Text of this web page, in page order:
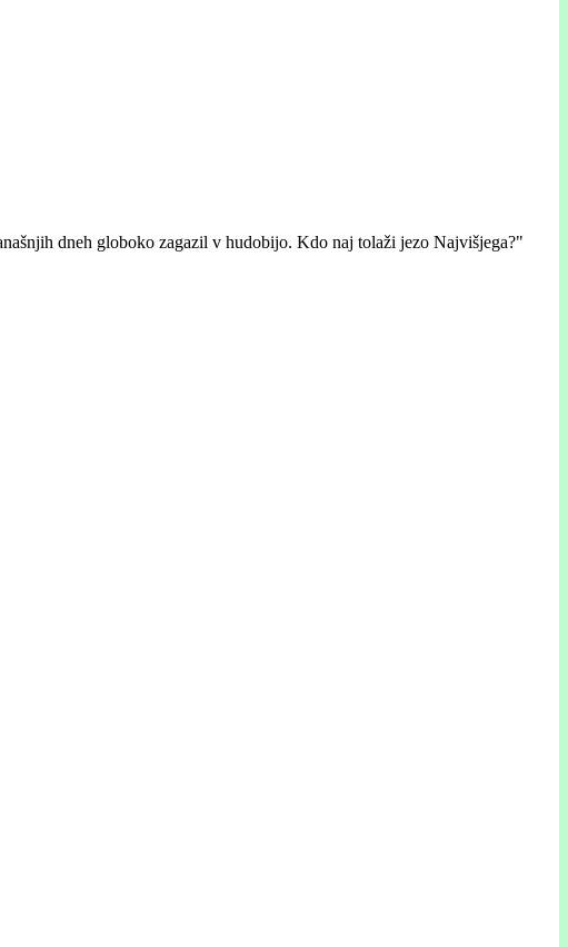
dneh globoko zagazil v hudobijo. Kdo naj tolaži jezo Najvišjega?"